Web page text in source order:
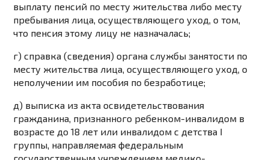
выплату пенсий по месту жительства либо месту
пребывания лица, осуществляющего уход, о том,
что пенсия этому лицу не назначалась;
г) справка (сведения) органа службы занятости по
месту жительства лица, осуществляющего уход, о
неполучении им пособия по безработице;
д) выписка из акта освидетельствования
гражданина, признанного ребенком-инвалидом в
возрасте до 18 лет или инвалидом с детства I
группы, направляемая федеральным